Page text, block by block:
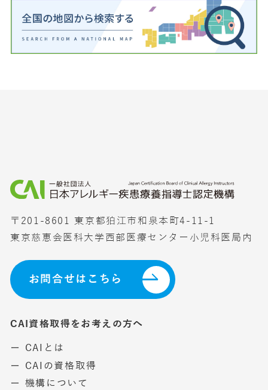
〒201-8601 東京都狛江市和泉本町4-11-1
東京慈恵会医科大学西部医療センター小児科医局内
お問合せはこちら
CAI資格取得をお考えの方へ
ー CAIとは
ー CAIの資格取得
ー 機構について